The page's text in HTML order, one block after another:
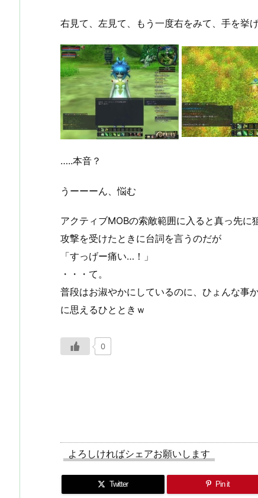
右見て、左見て、もう一度右をみて、手を挙
…..本音？
うーーーん、悩む
アクティブMOBの索敵範囲に入ると真っ先に
攻撃を受けたときに台詞を言うのだが
「すっげー痛い…！」
・・・て。
普段はお淑やかにしているのに、ひょんな事
に思えるひとときｗ
0
よろしければシェアお願いします
Twitter Pin it